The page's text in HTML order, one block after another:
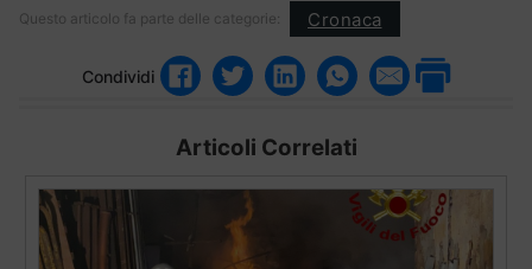
Questo articolo fa parte delle categorie: Cronaca
Condividi
Articoli Correlati